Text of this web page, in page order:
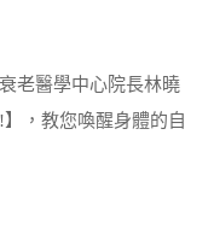
老醫學中心院長林曉
，教您喚醒身體的自